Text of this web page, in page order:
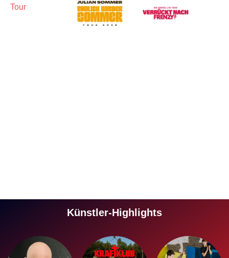
Künstler-Highlights